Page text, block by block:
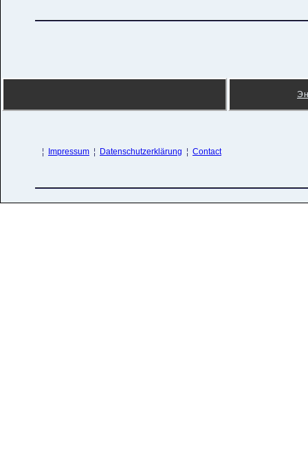
¦ Impressum ¦ Datenschutzerklärung ¦ Contact